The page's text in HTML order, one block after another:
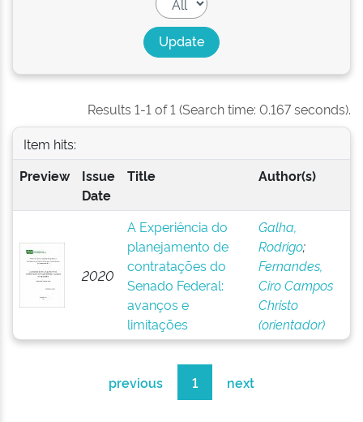
Results 1-1 of 1 (Search time: 0.167 seconds).
Item hits:
Preview
Issue
Date
Title Author(s)
2020
A Experiência do
planejamento de
contratações do
Senado Federal:
avanços e
limitações
Galha,
Rodrigo;
Fernandes,
Ciro Campos
Christo
(orientador)
previous 1 next